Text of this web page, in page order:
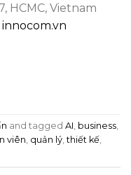
HCMC, Vietnam
innocom.vn
and tagged AI, business,
viên, quản lý,thiết kế,